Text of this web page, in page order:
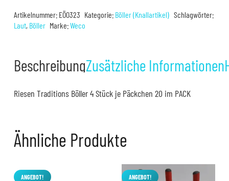
Böller
Menge
Artikelnummer: EÖ0323 Kategorie: Böller (Knallartikel) Schlagwörter:
Laut, Böller Marke:Weco
BeschreibungZusätzliche Informationen
Riesen Traditions Böller 4 Stück je Päckchen 20 im PACK
Ähnliche Produkte
ANGEBOT! ANGEBOT!